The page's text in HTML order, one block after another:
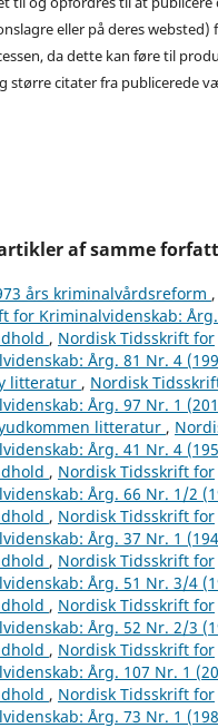
eller på deres
da dette kan føre til
større citater fra publicerede
af samme
års kriminalvårdsreform ,
for Kriminalvidenskab:
, Nordisk Tidsskrift for
Årg. 81 Nr. 4
litteratur , Nordisk
Årg. 97 Nr. 1
litteratur ,
Årg. 41 Nr. 4
, Nordisk Tidsskrift for
Årg. 66 Nr. 1/2
, Nordisk Tidsskrift for
Årg. 37 Nr. 1
, Nordisk Tidsskrift for
Årg. 51 Nr. 3/4
, Nordisk Tidsskrift for
Årg. 52 Nr. 2/3
, Nordisk Tidsskrift for
Årg. 107 Nr. 1
, Nordisk Tidsskrift for
Årg. 73 Nr. 1